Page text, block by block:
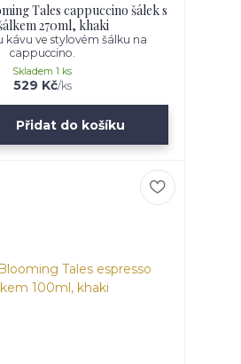
Tales cappuccino šálek s
270ml, khaki
kávu ve stylovém šálku na
cappuccino.
529 Kč/ks
Skladem 1 ks
Přidat do košíku